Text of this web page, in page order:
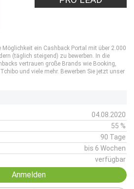
ein Cashback Portal mit über 2.000
(täglich steigend) zu bewerben. In die
vertrauen große Brands wie Booking,
und viele mehr. Bewerben Sie jetzt unser
04.08.2020
55 %
90 Tage
bis 6 Wochen
verfügbar
Anmelden